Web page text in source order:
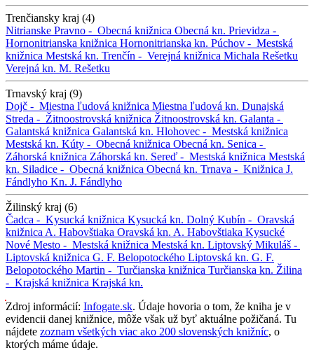
Trenčiansky kraj (4)
Nitrianske Pravno - Obecná knižnica Obecná kn. Prievidza -
Hornonitrianska knižnica Hornonitrianska kn. Púchov - Mestská
knižnica Mestská kn. Trenčín - Verejná knižnica Michala Rešetku
Verejná kn. M. Rešetku
Trnavský kraj (9)
Dojč - Miestna ľudová knižnica Miestna ľudová kn. Dunajská
Streda - Žitnoostrovská knižnica Žitnoostrovská kn. Galanta -
Galantská knižnica Galantská kn. Hlohovec - Mestská knižnica
Mestská kn. Kúty - Obecná knižnica Obecná kn. Senica -
Záhorská knižnica Záhorská kn. Sereď - Mestská knižnica Mestská
kn. Siladice - Obecná knižnica Obecná kn. Trnava - Knižnica J.
Fándlyho Kn. J. Fándlyho
Žilinský kraj (6)
Čadca - Kysucká knižnica Kysucká kn. Dolný Kubín - Oravská
knižnica A. Habovštiaka Oravská kn. A. Habovštiaka Kysucké
Nové Mesto - Mestská knižnica Mestská kn. Liptovský Mikuláš -
Liptovská knižnica G. F. Belopotockého Liptovská kn. G. F.
Belopotockého Martin - Turčianska knižnica Turčianska kn. Žilina
- Krajská knižnica Krajská kn.
Zdroj informácií: Infogate.sk. Údaje hovoria o tom, že kniha je v
evidencii danej knižnice, môže však už byť aktuálne požičaná. Tu
nájdete zoznam všetkých viac ako 200 slovenských knižníc, o
ktorých máme údaje.